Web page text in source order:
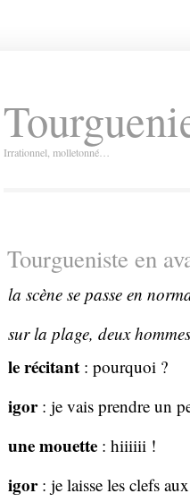
Irrationnel, molletonné…
Tourgueniste en
la scène se passe en
sur la plage, deux
le récitant: pourquoi ?
igor: je vais prendre un
une mouette: hiiiiii !
igor: je laisse les clefs